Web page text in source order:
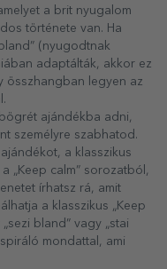
a brit nyugalom
története van. Ha
(nyugodtnak
adaptálták, akkor ez
összhangban legyen az
ajándékba adni,
személyre szabhatod.
a klasszikus
„Keep calm” sorozatból,
írhatsz rá, amit
a klasszikus „Keep
bland” vagy „stai
mondattal, ami